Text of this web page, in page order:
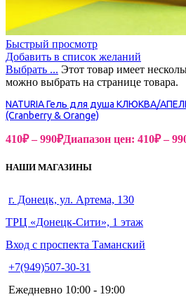
Быстрый просмотр
Добавить в список желаний
Выбрать ... Этот товар имеет
можно выбрать на странице товара.
NATURIA Гель для душа КЛЮКВА/
(Cranberry & Orange)
410₽ – 990₽Диапазон цен: 410₽ –
НАШИ МАГАЗИНЫ
г. Донецк, ул. Артема, 130
ТРЦ «Донецк-Сити», 1 этаж
Вход с проспекта Таманский
+7(949)507-30-31
Ежедневно 10:00 - 19:00